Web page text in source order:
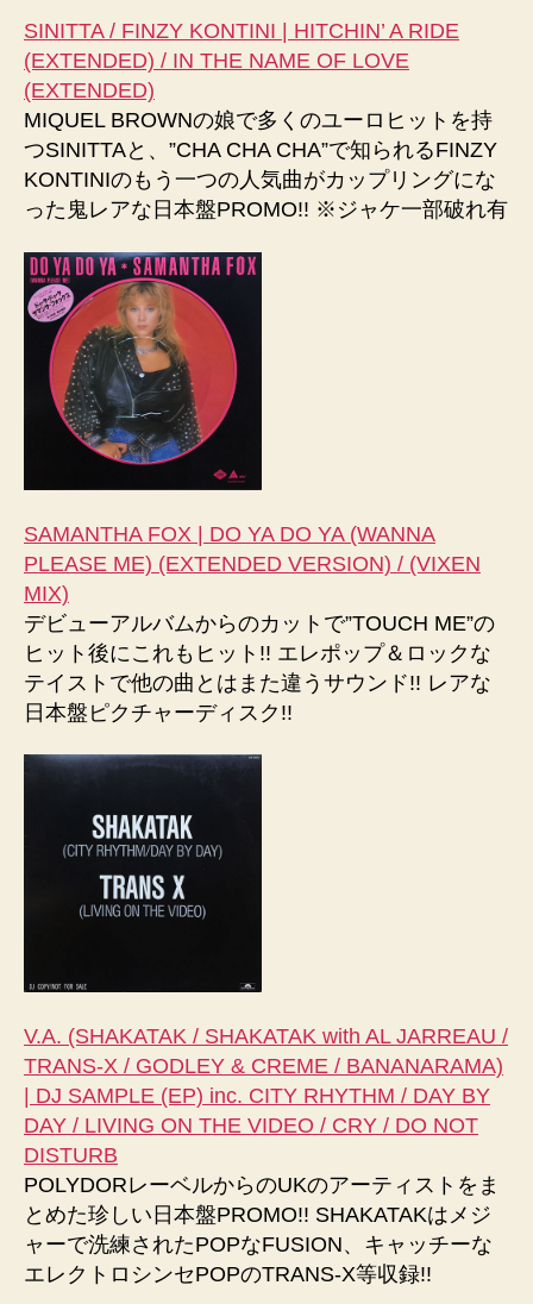
SINITTA / FINZY KONTINI | HITCHIN’ A RIDE
(EXTENDED) / IN THE NAME OF LOVE
(EXTENDED)
MIQUEL BROWNの娘で多くのユーロヒットを持
つSINITTAと、”CHA CHA CHA”で知られるFINZY
KONTINIのもう一つの人気曲がカップリングにな
った鬼レアな日本盤PROMO!! ※ジャケ一部破れ有
SAMANTHA FOX | DO YA DO YA (WANNA
PLEASE ME) (EXTENDED VERSION) / (VIXEN
MIX)
デビューアルバムからのカットで”TOUCH ME”の
ヒット後にこれもヒット!! エレポップ＆ロックな
テイストで他の曲とはまた違うサウンド!! レアな
日本盤ピクチャーディスク!!
V.A. (SHAKATAK / SHAKATAK with AL JARREAU /
TRANS-X / GODLEY & CREME / BANANARAMA)
| DJ SAMPLE (EP) inc. CITY RHYTHM / DAY BY
DAY / LIVING ON THE VIDEO / CRY / DO NOT
DISTURB
POLYDORレーベルからのUKのアーティストをま
とめた珍しい日本盤PROMO!! SHAKATAKはメジ
ャーで洗練されたPOPなFUSION、キャッチーな
エレクトロシンセPOPのTRANS-X等収録!!